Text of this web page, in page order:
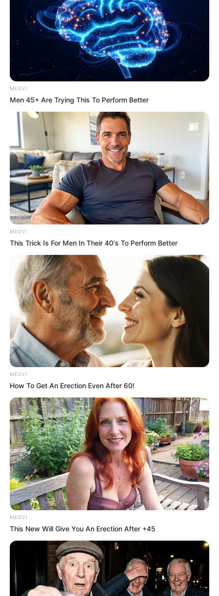
MEDVI
Men 45+ Are Trying This To Perform Better
MEDVI
This Trick Is For Men In Their 40's To Perform Better
MEDVI
How To Get An Erection Even After 60!
MEDVI
This New Will Give You An Erection After +45